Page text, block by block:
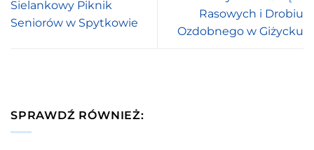
Sielankowy Piknik
Seniorów w Spytkowie
Rasowych i Drobiu
Ozdobnego w Giżycku
SPRAWDŹ RÓWNIEŻ: